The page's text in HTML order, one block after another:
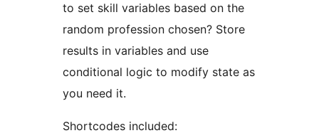
to set skill variables based on the
random profession chosen? Store
results in variables and use
conditional logic to modify state as
you need it.
Shortcodes included: